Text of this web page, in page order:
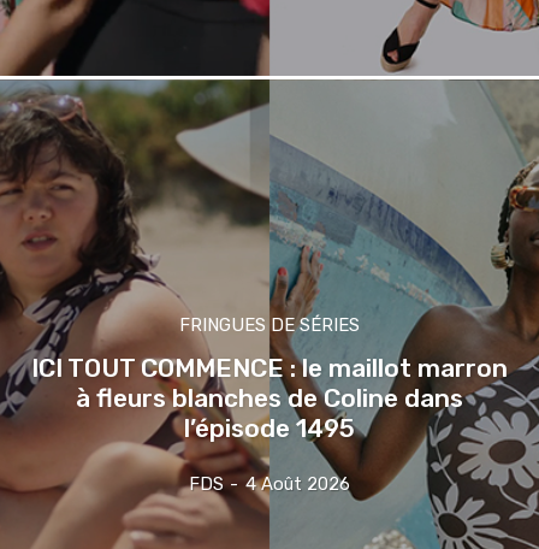
FRINGUES DE SÉRIES
ICI TOUT COMMENCE : le maillot marron
à fleurs blanches de Coline dans
l’épisode 1495
FDS - 4 Août 2026